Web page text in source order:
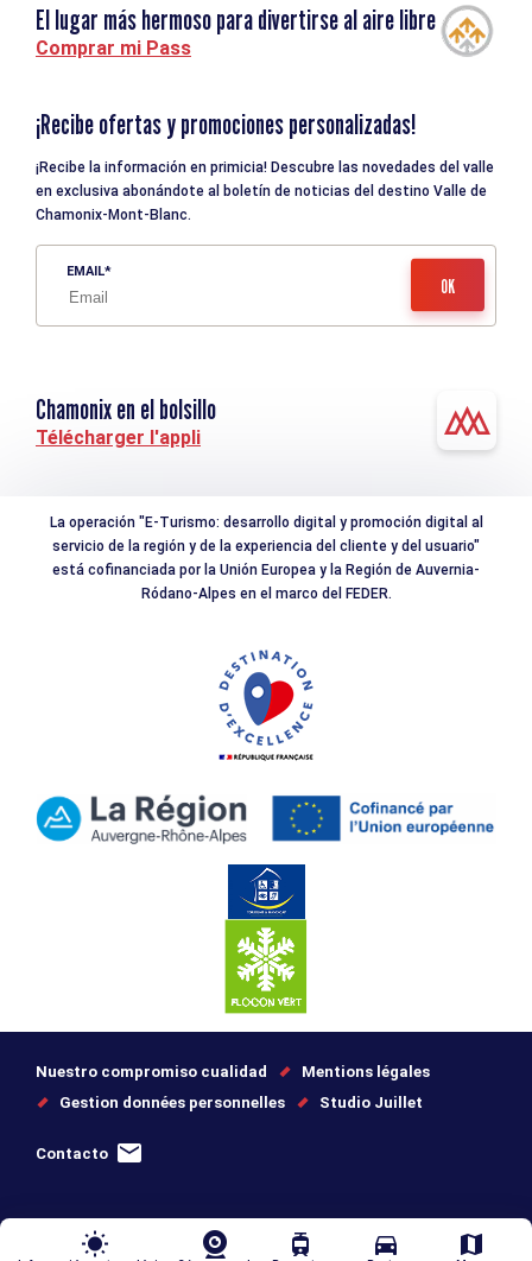
El lugar más hermoso para divertirse al aire libre
Comprar mi Pass
¡Recibe ofertas y promociones personalizadas!
¡Recibe la información en primicia! Descubre las novedades del valle
en exclusiva abonándote al boletín de noticias del destino Valle de
Chamonix-Mont-Blanc.
EMAIL
Chamonix en el bolsillo
Télécharger l'appli
La operación "E-Turismo: desarrollo digital y promoción digital al
servicio de la región y de la experiencia del cliente y del usuario"
está cofinanciada por la Unión Europea y la Región de Auvernia-
Ródano-Alpes en el marco del FEDER.
Nuestro compromiso cualidad
Mentions légales
Gestion données personnelles
Studio Juillet
Contacto
wb_sunny tram directions_car map